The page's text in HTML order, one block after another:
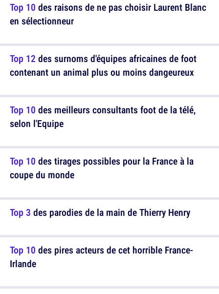
Top 12 des surnoms d'équipes africaines de foot
contenant un animal plus ou moins dangeureux
Top 10 des tirages possibles pour la France à la
coupe du monde
Top 10 des pires acteurs de cet horrible France-
Irlande
Top 10 des raisons de ne pas choisir Laurent Blanc
en sélectionneur
Top 10 des meilleurs consultants foot de la télé,
selon l'Equipe
Top 3 des parodies de la main de Thierry Henry